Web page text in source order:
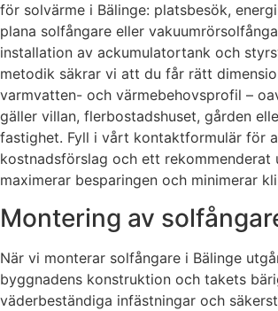
för solvärme i Bälinge: platsbesök,
plana solfångare eller
installation av ackumulatortank och
metodik säkrar vi att du får rätt
varmvatten- och värmebehovsprofil –
gäller villan, flerbostadshuset, gården
fastighet. Fyll i vårt kontaktformulär för
kostnadsförslag och ett rekommenderat
maximerar besparingen och minimerar
Montering av
När vi monterar solfångare i Bälinge
byggnadens konstruktion och takets
väderbeständiga infästningar och